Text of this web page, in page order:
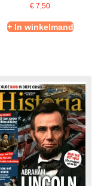
€ 7,50
+ In winkelmand